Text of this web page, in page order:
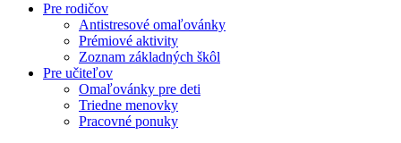
Pre rodičov
Antistresové omaľovánky
Prémiové aktivity
Zoznam základných škôl
Pre učiteľov
Omaľovánky pre deti
Triedne menovky
Pracovné ponuky